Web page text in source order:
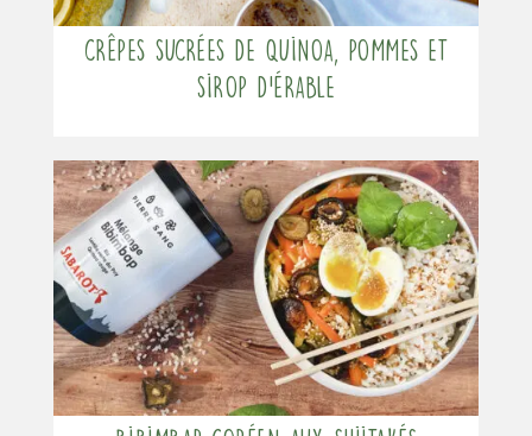
Crêpes sucrées de quinoa, pommes et
sirop d’érable